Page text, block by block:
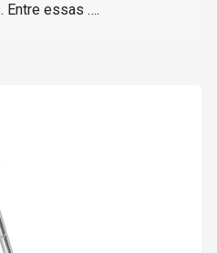
Entre essas ….